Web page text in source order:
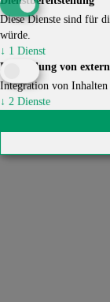
Diese Dienste sind für
würde.
↓ 1 Dienst
Einbindung von
Integration von
↓ 2 Dienste